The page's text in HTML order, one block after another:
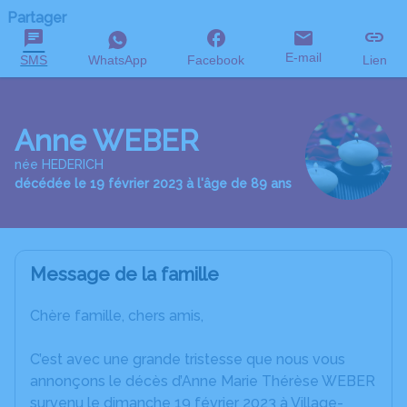
Partager
SMS WhatsApp Facebook E-mail Lien
Anne WEBER
née HEDERICH
décédée le 19 février 2023 à l'âge de 89 ans
Message de la famille
Chère famille, chers amis,
C’est avec une grande tristesse que nous vous
annonçons le décès d’Anne Marie Thérèse WEBER
survenu le dimanche 19 février 2023 à Village-